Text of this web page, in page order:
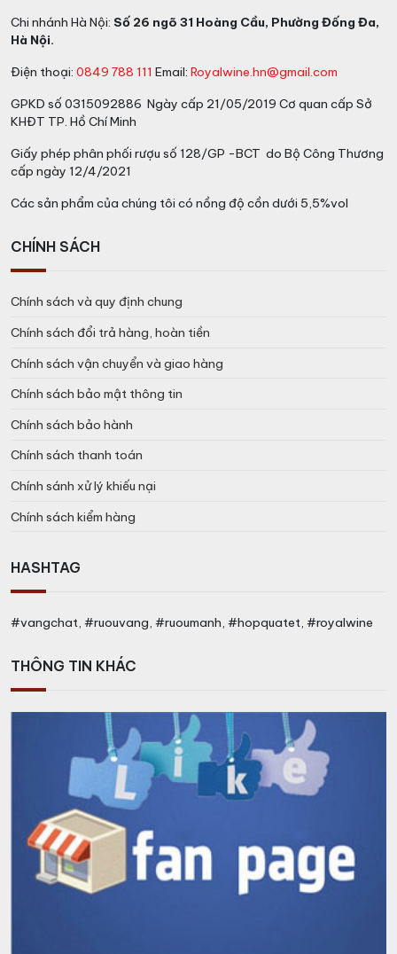
Chi nhánh Hà Nội: Số 26 ngõ 31 Hoàng Cầu, Phường Đống Đa,
Hà Nội.
Điện thoại: 0849 788 111 Email: Royalwine.hn@gmail.com
GPKD số 0315092886 Ngày cấp 21/05/2019 Cơ quan cấp Sở
KHĐT TP. Hồ Chí Minh
Giấy phép phân phối rượu số 128/GP -BCT do Bộ Công Thương
cấp ngày 12/4/2021
Các sản phẩm của chúng tôi có nồng độ cồn dưới 5,5%vol
CHÍNH SÁCH
Chính sách và quy định chung
Chính sách đổi trả hàng, hoàn tiền
Chính sách vận chuyển và giao hàng
Chính sách bảo mật thông tin
Chính sách bảo hành
Chính sách thanh toán
Chính sánh xử lý khiếu nại
Chính sách kiểm hàng
HASHTAG
#vangchat, #ruouvang, #ruoumanh, #hopquatet, #royalwine
THÔNG TIN KHÁC